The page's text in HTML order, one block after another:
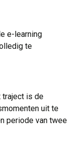
e-learning
te
traject is de
uit te
periode van twee